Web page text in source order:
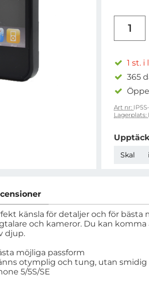
1 st.
365
Art nr:
Lagerplats:
Skal
känsla för detaljer och för
och kameror. Du kan
djup.
möjliga passform
otymplig och tung, utan
5/5S/SE